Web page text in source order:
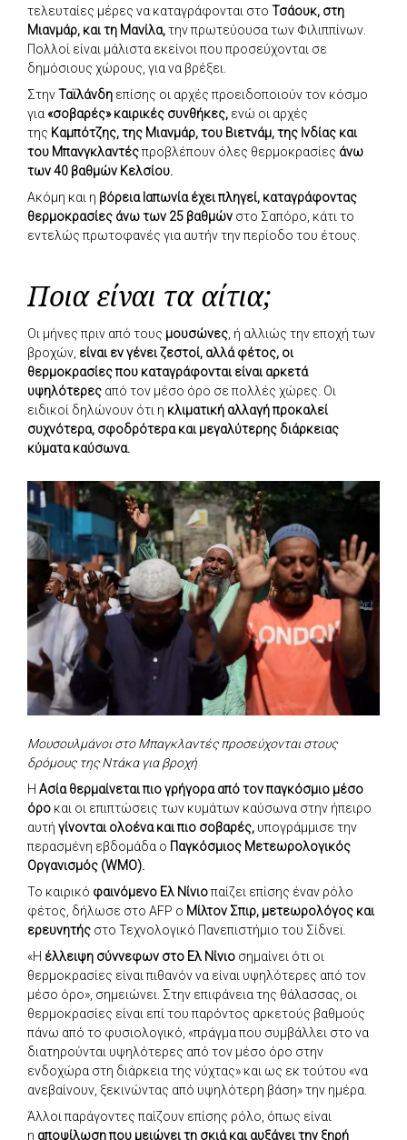
τελευταίες μέρες να καταγράφονται στο Τσάουκ, στη
Μιανμάρ, και τη Μανίλα,την πρωτεύουσα των Φιλιππίνων.
Πολλοί είναι μάλιστα εκείνοι που προσεύχονται σε
δημόσιους χώρους, για να βρέξει.
ΣτηνΤαϊλάνδη επίσης οι αρχές προειδοποιούν τον κόσμο
για «σοβαρές» καιρικές συνθήκες, ενώ οι αρχές
της Καμπότζης, της Μιανμάρ, του Βιετνάμ, της Ινδίας και
του Μπανγκλαντέςπροβλέπουν όλες θερμοκρασίες άνω
των 40 βαθμών Κελσίου.
Ακόμη και η βόρεια Ιαπωνία έχει πληγεί, καταγράφοντας
θερμοκρασίες άνω των 25 βαθμών στο Σαπόρο, κάτι το
εντελώς πρωτοφανές για αυτήν την περίοδο του έτους.
Ποια είναι τα αίτια;
Οι μήνες πριν από τους μουσώνες , ή αλλιώς την εποχή των
βροχών, είναι εν γένει ζεστοί, αλλά φέτος, οι
θερμοκρασίες που καταγράφονται είναι αρκετά
υψηλότερες από τον μέσο όρο σε πολλές χώρες. Οι
ειδικοί δηλώνουν ότι η κλιματική αλλαγή προκαλεί
συχνότερα, σφοδρότερα και μεγαλύτερης διάρκειας
κύματα καύσωνα.
Μουσουλμάνοι στο Μπαγκλαντές προσεύχονται στους
δρόμους της Ντάκα για βροχή
Η Ασία θερμαίνεται πιο γρήγορα από τον παγκόσμιο μέσο
όρο και οι επιπτώσεις των κυμάτων καύσωνα στην ήπειρο
αυτή γίνονται ολοένα και πιο σοβαρές, υπογράμμισε την
περασμένη εβδομάδα ο Παγκόσμιος Μετεωρολογικός
Οργανισμός (WMO).
Το καιρικό φαινόμενο Ελ Νίνιοπαίζει επίσης έναν ρόλο
φέτος, δήλωσε στο AFP ο Μίλτον Σπιρ, μετεωρολόγος και
ερευνητής στο Τεχνολογικό Πανεπιστήμιο του Σίδνεϊ.
«Η έλλειψη σύννεφων στο Ελ Νίνιο σημαίνει ότι οι
θερμοκρασίες είναι πιθανόν να είναι υψηλότερες από τον
μέσο όρο», σημειώνει. Στην επιφάνεια της θάλασσας, οι
θερμοκρασίες είναι επί του παρόντος αρκετούς βαθμούς
πάνω από το φυσιολογικό, «πράγμα που συμβάλλει στο να
διατηρούνται υψηλότερες από τον μέσο όρο στην
ενδοχώρα στη διάρκεια της νύχτας» και ως εκ τούτου «να
ανεβαίνουν, ξεκινώντας από υψηλότερη βάση» την ημέρα.
Άλλοι παράγοντες παίζουν επίσης ρόλο, όπως είναι
η αποψίλωση που μειώνει τη σκιά και αυξάνει την ξηρή